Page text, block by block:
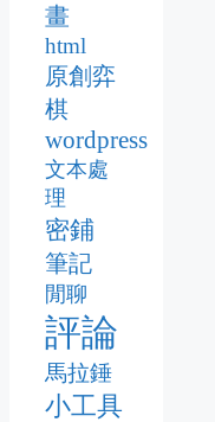
畫
html
原創弈
棋
wordpress
文本處
理
密鋪
筆記
閒聊
評論
馬拉錘
小工具